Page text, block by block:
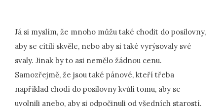
Já si myslím, že mnoho můžu také chodit do posilovny,
aby se cítili skvěle, nebo aby si také vyrýsovaly své
svaly. Jinak by to asi nemělo žádnou cenu.
Samozřejmě, že jsou také pánové, kteří třeba
například chodí do posilovny kvůli tomu, aby se
uvolnili anebo, aby si odpočinuli od všedních starostí.